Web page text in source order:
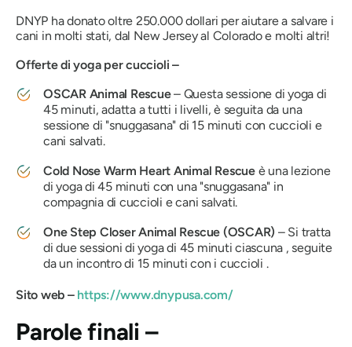
DNYP ha donato oltre 250.000 dollari per aiutare a salvare i
cani in molti stati, dal New Jersey al Colorado e molti altri!
Offerte di yoga per cuccioli –
OSCAR Animal Rescue– Questa sessione di yoga di
45 minuti, adatta a tutti i livelli, è seguita da una
sessione di "snuggasana"di 15 minuti con cuccioli e
cani salvati.
Cold Nose Warm Heart Animal Rescueè una lezione
di yoga di 45 minuti con una "snuggasana" in
compagnia di cuccioli e cani salvati.
One Step Closer Animal Rescue (OSCAR) – Si tratta
di due sessioni di yoga di 45 minuti ciascuna , seguite
da un incontro di 15 minuti con i cuccioli .
Sito web –https://www.dnypusa.com/
Parole finali –